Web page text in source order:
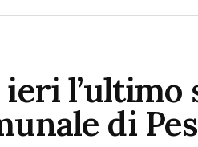
l’ultimo
di